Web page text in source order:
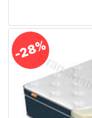
-28%